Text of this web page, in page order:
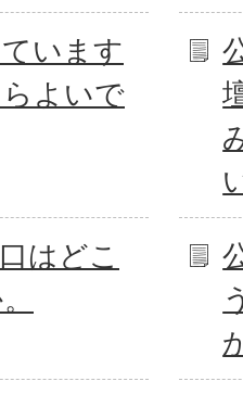
います
よいで
はどこ